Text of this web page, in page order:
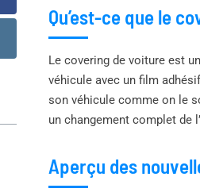
Qu’est-ce que le
Le covering de voiture est
véhicule avec un film
son véhicule comme on le
un changement complet de
Aperçu des